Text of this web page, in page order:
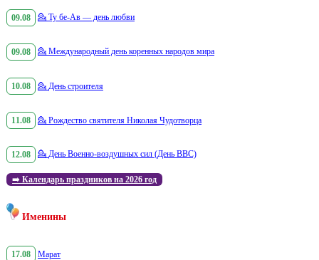
09.08 💁 Ту бе-Ав — день любви
09.08 💁 Международный день коренных народов мира
10.08 💁 День строителя
11.08 💁 Рождество святителя Николая Чудотворца
12.08 💁 День Военно-воздушных сил (День ВВС)
➡️ Календарь праздников на 2026 год
Именины
17.08 Марат